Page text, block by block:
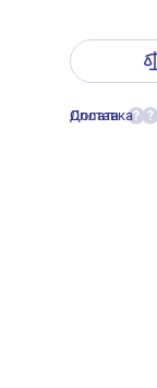
Оплата ?
Доставка ?